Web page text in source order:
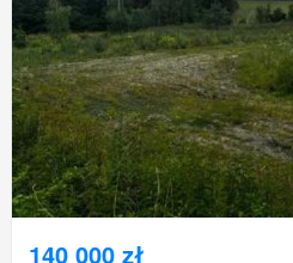
140 000 zł